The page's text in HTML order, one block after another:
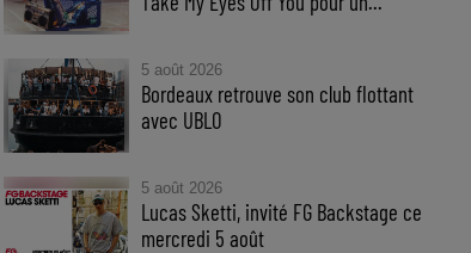
5 août 2026
Bordeaux retrouve son club flottant
avec UBLO
5 août 2026
Lucas Sketti, invité FG Backstage ce
mercredi 5 août